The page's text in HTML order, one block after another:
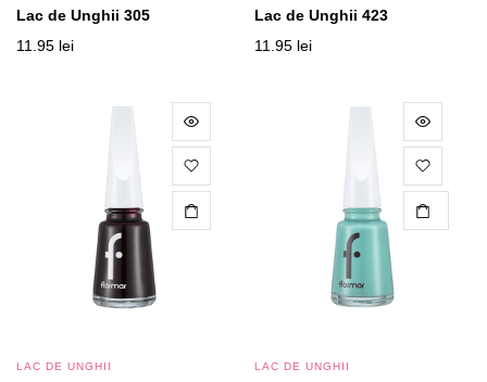
Lac de Unghii 305
11.95 lei
Lac de Unghii 423
11.95 lei
LAC DE UNGHII LAC DE UNGHII